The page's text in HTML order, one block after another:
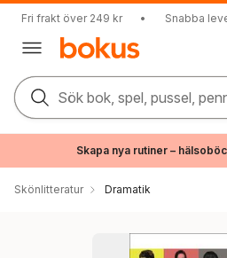
Fri frakt över 249 kr • Snabba
Sök bok, spel, pussel,
Skapa nya rutiner –
Skönlitteratur Dramatik